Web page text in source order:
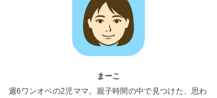
まーこ
週6ワンオペの2児ママ。親子時間の中で見つけた、思わ